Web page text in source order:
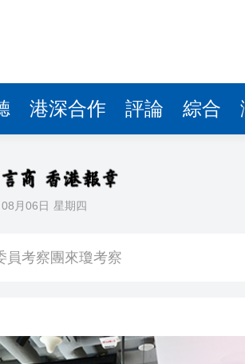
港深合作 評論 綜合
月06日 星期四
營收2.58萬億 利潤總額近936億
閱讀新玩法
聚深圳，共奏客家文化傳承新篇章
公正處理黎智英求情 罪證如山豈能妄
題
組數據見證文儒沉香從傳統邁向現代
帶動消費約18億元
聚深圳，共奏客家文化傳承新篇章